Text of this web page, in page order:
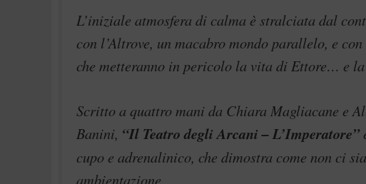
L’iniziale atmosfera di calma è stralciata dal
con l’Altrove, un macabro mondo parallelo, e
che metteranno in pericolo la vita di Ettore… e
Scritto a quattro mani da Chiara Magliacane e
Banini, “Il Teatro degli Arcani – L’Imperatore”
cupo e adrenalinico, che dimostra come non ci
ambientazione